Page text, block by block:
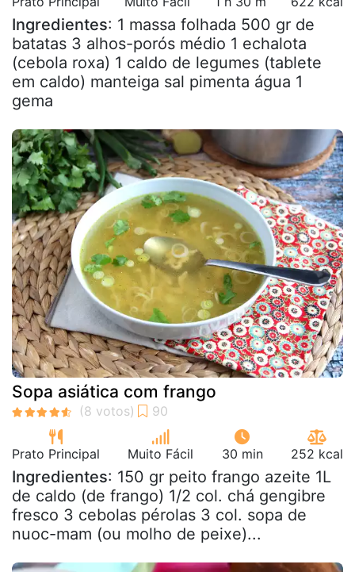
Ingredientes: 1 massa folhada 500 gr de
batatas 3 alhos-porós médio 1 echalota
(cebola roxa) 1 caldo de legumes (tablete
em caldo) manteiga sal pimenta água 1
gema
Sopa asiática com frango
Prato Principal Muito Fácil 30 min 252 kcal
Ingredientes: 150 gr peito frango azeite 1L
de caldo (de frango) 1/2 col. chá gengibre
fresco 3 cebolas pérolas 3 col. sopa de
nuoc-mam (ou molho de peixe)...